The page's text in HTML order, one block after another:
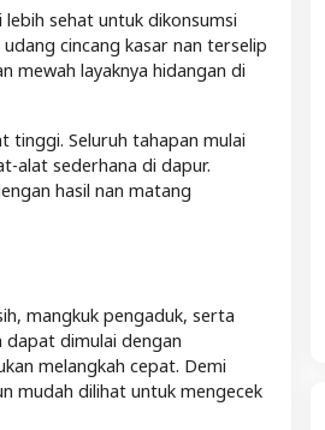
sehat untuk dikonsumsi
cincang kasar nan terselip
mewah layaknya hidangan di
tinggi. Seluruh tahapan mulai
alat sederhana di dapur.
hasil nan matang
mangkuk pengaduk, serta
dapat dimulai dengan
melangkah cepat. Demi
mudah dilihat untuk mengecek